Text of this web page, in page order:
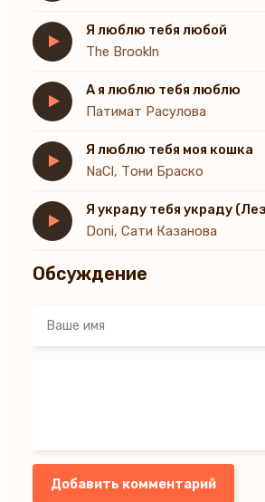
Я люблю тебя любой
The Brookln
А я люблю тебя люблю
Патимат Расулова
Я люблю тебя моя кошка
NaCl, Тони Браско
Я украду тебя украду
Doni, Сати Казанова
Обсуждение
Добавить комментарий